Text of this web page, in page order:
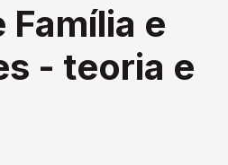
Família e
- teoria e